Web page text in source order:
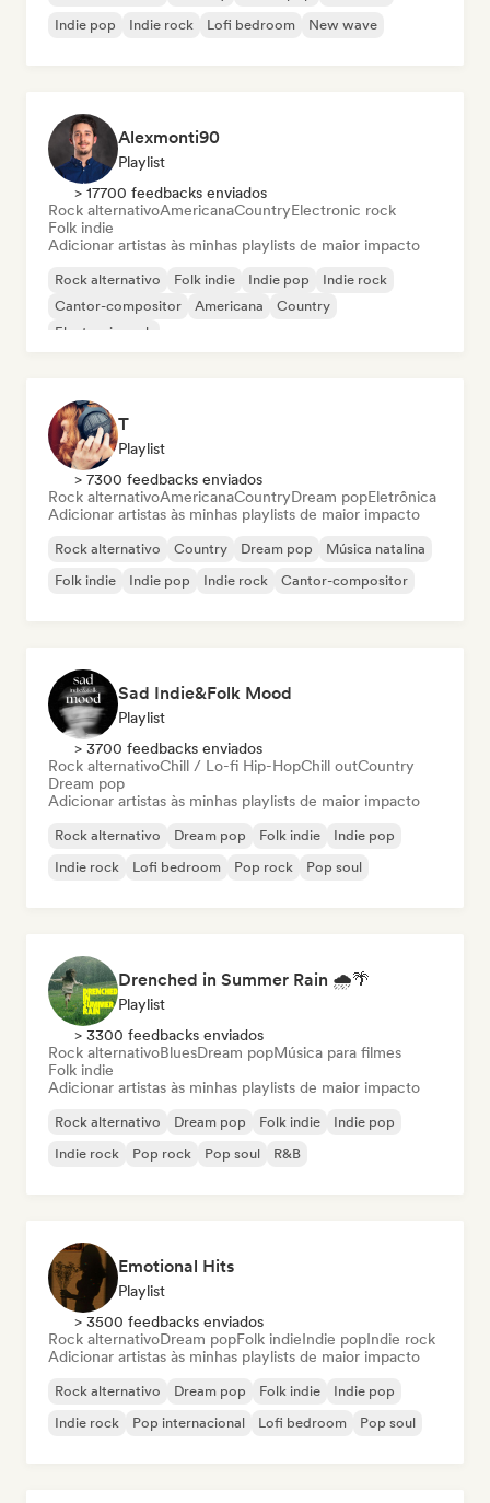
Indie pop
Indie rock Lofi bedroom New wave
Alexmonti90
Playlist
> 17700 feedbacks enviados
Rock alternativoAmericanaCountryElectronic rock
Folk indie
Adicionar artistas às minhas playlists de maior impacto
Rock alternativo Folk indie Indie pop
Indie rock
Cantor-compositor
Americana
Country
Electronic rock
T
Playlist
> 7300 feedbacks enviados
Rock alternativoAmericanaCountryDream popEletrônica
Adicionar artistas às minhas playlists de maior impacto
Rock alternativo Country Dream pop
Música natalina
Folk indie
Indie pop Indie rock Cantor-compositor
Sad Indie&Folk Mood
Playlist
> 3700 feedbacks enviados
Rock alternativoChill / Lo-fi Hip-HopChill outCountry
Dream pop
Adicionar artistas às minhas playlists de maior impacto
Rock alternativo Dream pop Folk indie
Indie pop
Indie rock
Lofi bedroom Pop rock Pop soul
Drenched in Summer Rain 🌧️🌴
Playlist
> 3300 feedbacks enviados
Rock alternativoBluesDream popMúsica para filmes
Folk indie
Adicionar artistas às minhas playlists de maior impacto
Rock alternativo Dream pop Folk indie
Indie pop
Indie rock
Pop rock Pop soul R&B
Emotional Hits
Playlist
> 3500 feedbacks enviados
Rock alternativoDream popFolk indieIndie popIndie rock
Adicionar artistas às minhas playlists de maior impacto
Rock alternativo Dream pop Folk indie
Indie pop
Indie rock
Pop internacional Lofi bedroom Pop soul